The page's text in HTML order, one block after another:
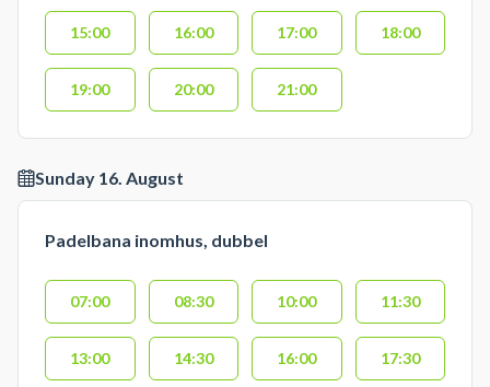
15:00 16:00 17:00 18:00
19:00 20:00 21:00
Sunday 16. August
Padelbana inomhus, dubbel
07:00 08:30 10:00 11:30
13:00 14:30 16:00 17:30